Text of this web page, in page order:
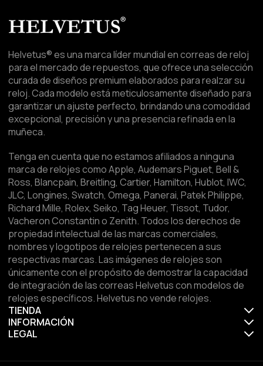
Helvetus® es una marca líder mundial en correas de reloj
para el mercado de repuestos, que ofrece una selección
curada de diseños premium elaborados para realzar su
reloj. Cada modelo está meticulosamente diseñado para
garantizar un ajuste perfecto, brindando una comodidad
excepcional, precisión y una presencia refinada en la
muñeca.
Tenga en cuenta que no estamos afiliados a ninguna
marca de relojes como Apple, Audemars Piguet, Bell &
Ross, Blancpain, Breitling, Cartier, Hamilton, Hublot, IWC,
JLC, Longines, Swatch, Omega, Panerai, Patek Philippe,
Richard Mille, Rolex, Seiko, Tag Heuer, Tissot, Tudor,
Vacheron Constantin o Zenith. Todos los derechos de
propiedad intelectual de las marcas comerciales,
nombres y logotipos de relojes pertenecen a sus
respectivas marcas. Las imágenes de relojes son
únicamente con el propósito de demostrar la capacidad
de integración de las correas Helvetus con modelos de
relojes específicos. Helvetus no vende relojes.
TIENDA
INFORMACIÓN
LEGAL